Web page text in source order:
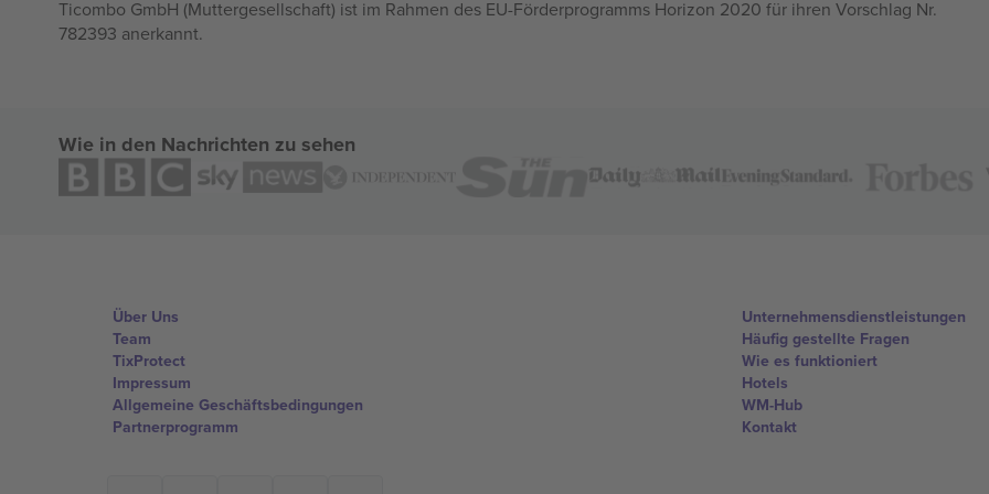
Ticombo GmbH (Muttergesellschaft) ist im Rahmen des EU-Förderprogramms Horizon 2020 für ihren Vorschlag Nr.
782393 anerkannt.
Wie in den Nachrichten zu sehen
Über Uns
Team
TixProtect
Impressum
Allgemeine Geschäftsbedingungen
Partnerprogramm
Unternehmensdienstleistungen
Häufig gestellte Fragen
Wie es funktioniert
Hotels
WM-Hub
Kontakt